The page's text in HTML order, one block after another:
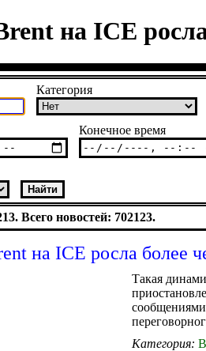
на ICE
Категория
Конечное время
Всего новостей: 702123.
на ICE росла более
Такая
Категория: